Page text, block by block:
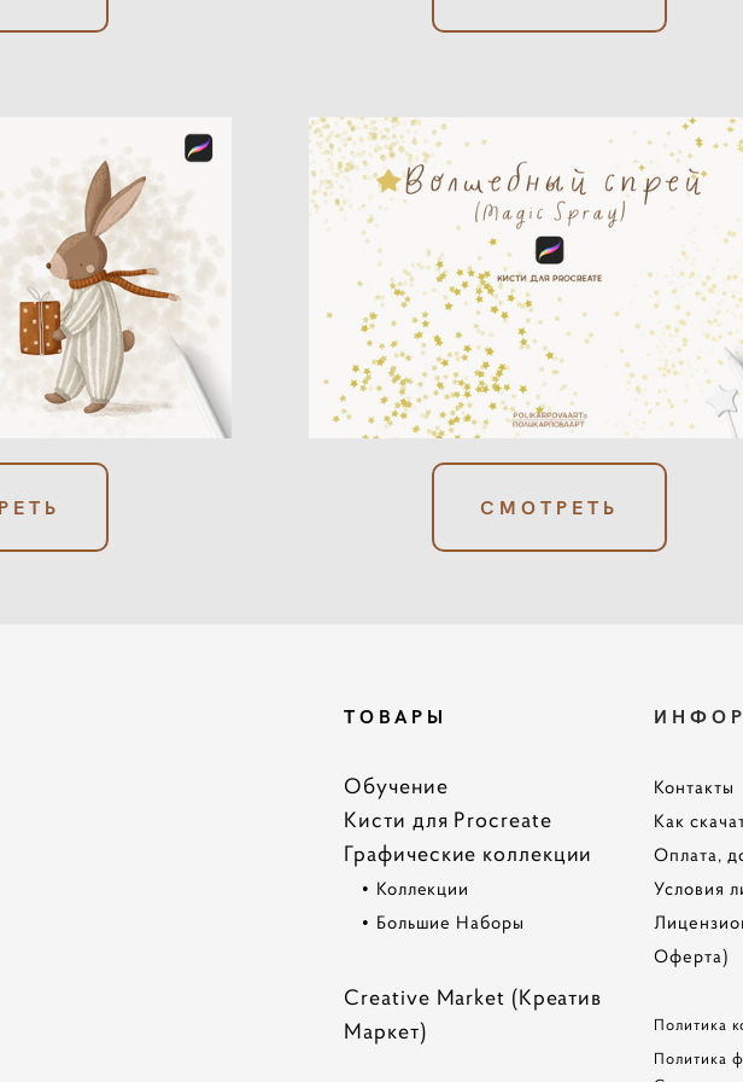
СМОТРЕТЬ
ТОВАРЫ
Обучение
Кисти для Procreate
Графические коллекции
• Коллекции
• Большие Наборы
Creative Market (Креатив
Маркет)
Контакты
Как
Оплата,
Условия
Оферта)
Политика
Политика